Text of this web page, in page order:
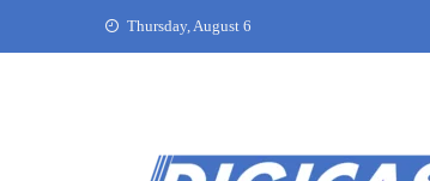
Thursday, August 6